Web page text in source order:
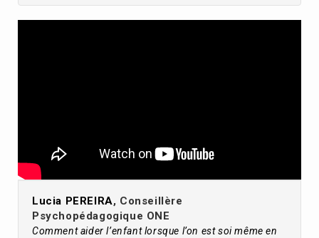
Lucia PEREIRA, Conseillère
Psychopédagogique ONE
Comment aider l’enfant lorsque l’on est soi même en